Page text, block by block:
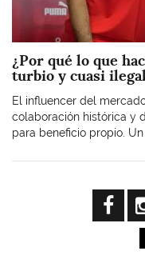
¿Por qué lo que
turbio y cuasi
El influencer del
colaboración histórica y
para beneficio propio. Un